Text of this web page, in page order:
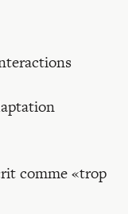
comme «trop